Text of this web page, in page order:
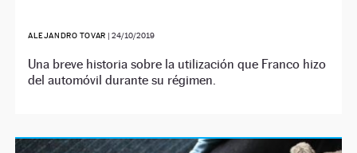
ALEJANDRO TOVAR |24/10/2019
Una breve historia sobre la utilización que Franco hizo
del automóvil durante su régimen.